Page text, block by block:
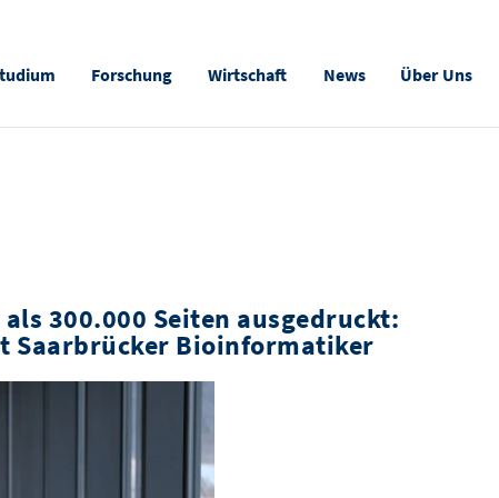
Forschung Wirtschaft News Über Uns
300.000 Seiten ausgedruckt:
Saarbrücker Bioinformatiker